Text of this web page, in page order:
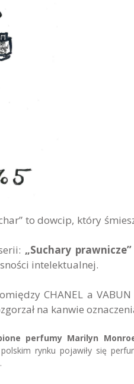
to dowcip, który
„Suchary prawnicze”
intelektualnej.
CHANEL a
na kanwie
perfumy Marilyn
rynku pojawiły się